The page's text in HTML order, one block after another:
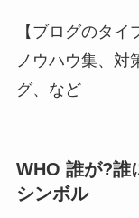
【ブログのタイ
ノウハウ集、対
グ、など
WHO 誰が?誰
シンボル